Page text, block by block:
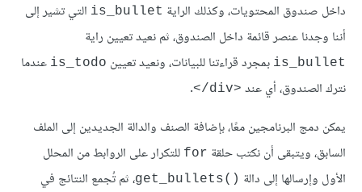
داخل صندوق المحتويات، وكذلك الراية is_bullet التي تشير إلى
أننا وجدنا عنصر قائمة داخل الصندوق، ثم نعيد تعيين راية
is_bullet بمجرد قراءتنا للبيانات، ونعيد تعيين is_todo عندما
نترك الصندوق، أي عند ‎</div>‎
.
يمكن دمج البرنامجين معًا، بإضافة الصنف والدالة الجديدين إلى الملف
السابق، ويتبقى أن نكتب حلقة for للتكرار على الروابط من المحلل
الأول وإرسالها إلى دالة get_bullets()‎، ثم تُجمع النتائج في